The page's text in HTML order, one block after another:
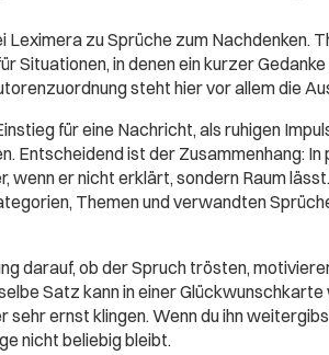
Leximera zu Sprüche zum Nachdenken.
Situationen, in denen ein kurzer
steht hier vor allem die
für eine Nachricht, als ruhigen
Entscheidend ist der Zusammenhang:
wenn er nicht erklärt, sondern Raum
Themen und verwandten
darauf, ob der Spruch trösten,
Satz kann in einer
sehr ernst klingen. Wenn du ihn
nicht beliebig bleibt.